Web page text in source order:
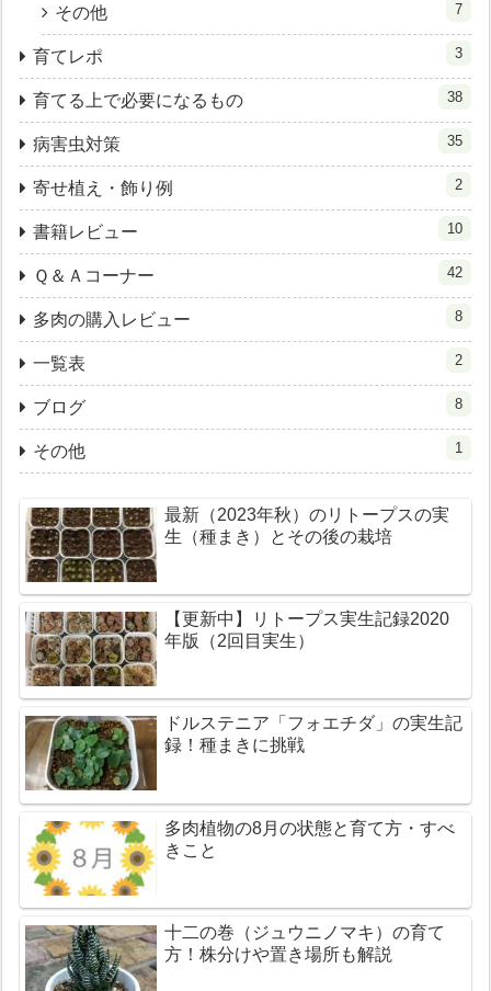
その他 7
育てレポ 3
育てる上で必要になるもの 38
病害虫対策 35
寄せ植え・飾り例 2
書籍レビュー 10
Ｑ＆Ａコーナー 42
多肉の購入レビュー 8
一覧表 2
ブログ 8
その他 1
最新（2023年秋）のリトープスの実
生（種まき）とその後の栽培
【更新中】リトープス実生記録2020
年版（2回目実生）
ドルステニア「フォエチダ」の実生記
録！種まきに挑戦
多肉植物の8月の状態と育て方・すべ
きこと
十二の巻（ジュウニノマキ）の育て
方！株分けや置き場所も解説